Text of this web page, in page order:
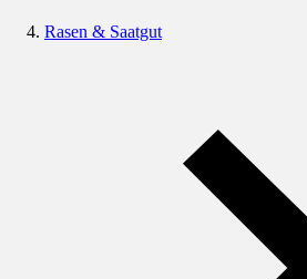
Rasen & Saatgut